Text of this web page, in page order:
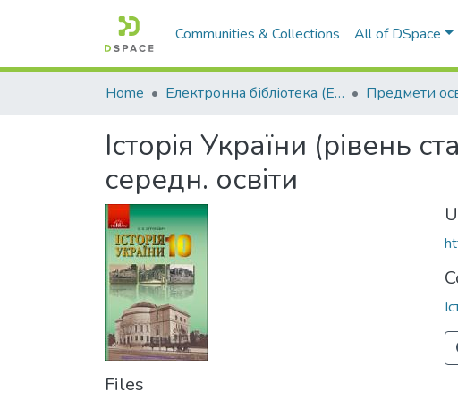
Communities & Collections All of DSpace
Home Електронна бібліотека (E-Book)
Історія України (рівень
середн. освіти
Files